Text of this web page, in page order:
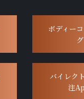
ボディー
グ
バイレク
注